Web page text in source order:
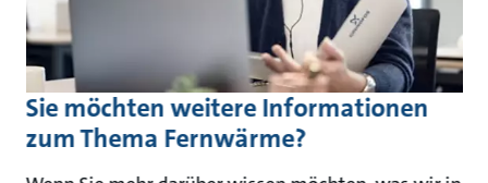
Sie möchten weitere Informationen
zum Thema Fernwärme?